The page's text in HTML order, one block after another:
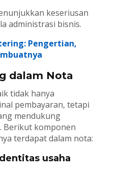
keseriusan
administrasi bisnis.
Pengertian,
dalam Nota
tidak hanya
pembayaran, tetapi
mendukung
Berikut komponen
terdapat dalam nota:
usaha